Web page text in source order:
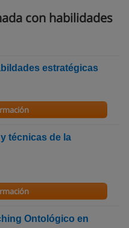
con habilidades
estratégicas
técnicas de la
Ontológico en